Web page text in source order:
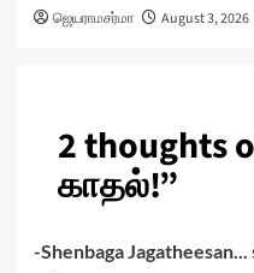
ஜெயராமசர்மா August 3, 2026
2 thoughts
காதல்!”
-Shenbaga Jagatheesan...